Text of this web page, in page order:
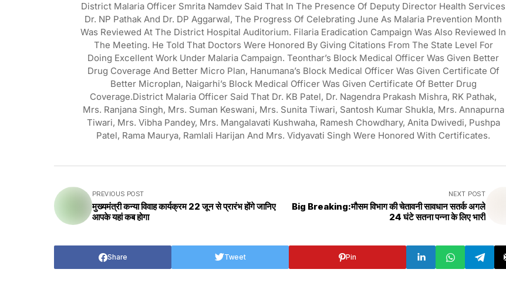
District Malaria Officer Smrita Namdev Said That In The Presence Of Deputy Director Health Services
Dr. NP Pathak And Dr. DP Aggarwal, The Progress Of Celebrating June As Malaria Prevention Month
Was Reviewed At The District Hospital Auditorium. Filaria Eradication Campaign Was Also Reviewed In
The Meeting. He Told That Doctors Were Honored By Giving Citations From The State Level For
Doing Excellent Work Under Malaria Campaign. Teonthar’s Block Medical Officer Was Given Better
Drug Coverage And Better Micro Plan, Hanumana’s Block Medical Officer Was Given Certificate Of
Better Microplan, Naigarhi’s Block Medical Officer Was Given Certificate Of Better Drug
Coverage.District Malaria Officer Said That Dr. KB Patel, Dr. Nagendra Prakash Mishra, RK Pathak,
Mrs. Ranjana Singh, Mrs. Suman Keswani, Mrs. Sunita Tiwari, Santosh Kumar Shukla, Mrs. Annapurna
Tiwari, Mrs. Vibha Pandey, Mrs. Mangalavati Kushwaha, Ramesh Chowdhary, Anita Dwivedi, Pushpa
Patel, Rama Maurya, Ramlali Harijan And Mrs. Vidyavati Singh Were Honored With Certificates.
PREVIOUS POST
मुख्यमंत्री कन्या विवाह कार्यक्रम 22 जून से प्रारंभ होंगे जानिए
आपके यहां कब होगा
NEXT POST
Big Breaking:मौसम विभाग की चेतावनी सावधान सतर्क अगले
24 घंटे सतना पन्ना के लिए भारी
Share Tweet Pin